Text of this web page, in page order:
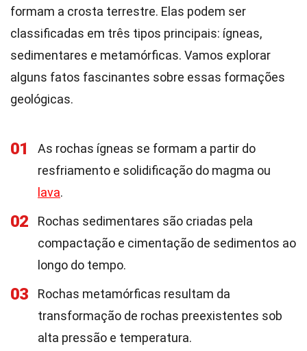
formam a crosta terrestre. Elas podem ser
classificadas em três tipos principais: ígneas,
sedimentares e metamórficas. Vamos explorar
alguns fatos fascinantes sobre essas formações
geológicas.
01
As rochas ígneas se formam a partir do
resfriamento e solidificação do magma ou
lava.
02
Rochas sedimentares são criadas pela
compactação e cimentação de sedimentos ao
longo do tempo.
03
Rochas metamórficas resultam da
transformação de rochas preexistentes sob
alta pressão e temperatura.